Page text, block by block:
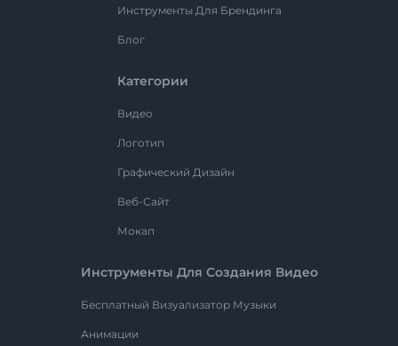
Инструменты Для Брендинга
Блог
Категории
Видео
Логотип
Графический Дизайн
Веб-Сайт
Мокап
Инструменты Для Создания Видео
Бесплатный Визуализатор Музыки
Анимации